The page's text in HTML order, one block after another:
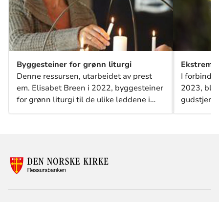
Byggesteiner for grønn liturgi
Denne ressursen, utarbeidet av prest
em. Elisabet Breen i 2022, byggesteiner
for grønn liturgi til de ulike leddene i
gudstjenesten.
I
2023, ble
ulike